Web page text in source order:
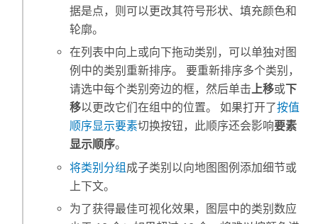
据是点，则可以更改其符号形状、填充颜色和
轮廓。
在列表中向上或向下拖动类别，可以单独对图
例中的类别重新排序。 要重新排序多个类别，
请选中每个类别旁边的框，然后单击上移或下
移以更改它们在组中的位置。 如果打开了按值
顺序显示要素切换按钮，此顺序还会影响要素
显示顺序。
将类别分组 成子类别以向地图图例添加细节或
上下文。
为了获得最佳可视化效果，图层中的类别数应